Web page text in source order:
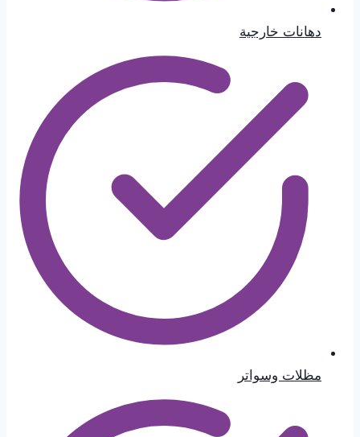
دهانات خارجية
مظلات وسواتر